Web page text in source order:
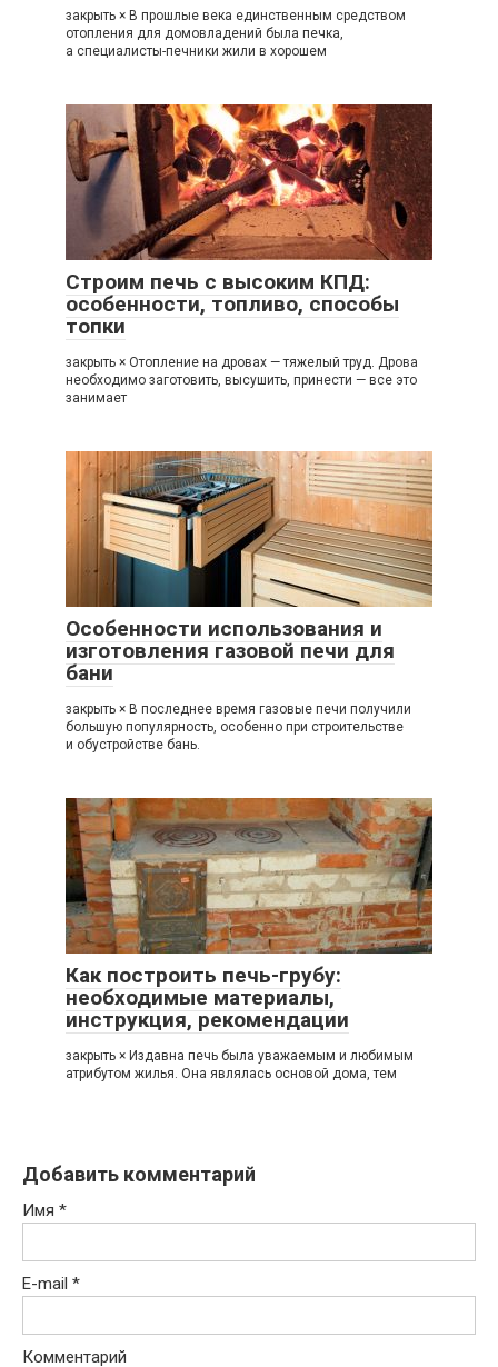
закрыть × В прошлые века единственным средством
отопления для домовладений была печка,
а специалисты-печники жили в хорошем
Строим печь с высоким КПД:
особенности, топливо, способы
топки
закрыть × Отопление на дровах — тяжелый труд. Дрова
необходимо заготовить, высушить, принести — все это
занимает
Особенности использования и
изготовления газовой печи для
бани
закрыть × В последнее время газовые печи получили
большую популярность, особенно при строительстве
и обустройстве бань.
Как построить печь-грубу:
необходимые материалы,
инструкция, рекомендации
закрыть × Издавна печь была уважаемым и любимым
атрибутом жилья. Она являлась основой дома, тем
Добавить комментарий
Имя *
E-mail *
Комментарий